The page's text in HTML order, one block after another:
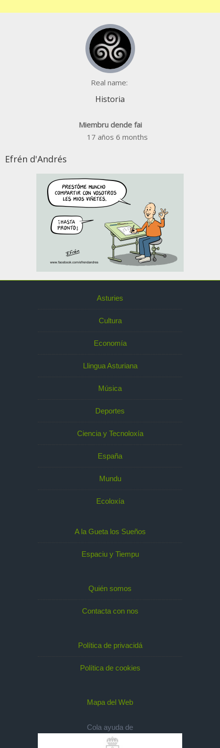
Real name:
Historia
Miembru dende fai
17 años 6 months
Efrén d'Andrés
Asturies
Cultura
Economía
Llingua Asturiana
Música
Deportes
Ciencia y Tecnoloxía
España
Mundu
Ecoloxía
A la Gueta los Sueños
Espaciu y Tiempu
Quién somos
Contacta con nos
Política de privacidá
Política de cookies
Mapa del Web
Cola ayuda de